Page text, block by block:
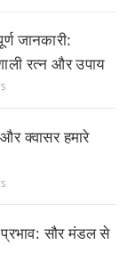
जानकारी:
रत्न और उपाय
क्वासर हमारे
प्रभाव: सौर मंडल से